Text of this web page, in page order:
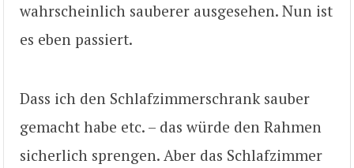
wahrscheinlich sauberer ausgesehen. Nun ist
es eben passiert.
Dass ich den Schlafzimmerschrank sauber
gemacht habe etc. – das würde den Rahmen
sicherlich sprengen. Aber das Schlafzimmer